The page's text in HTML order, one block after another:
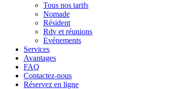
Tous nos tarifs
Nomade
Résident
Rdv et réunions
Evénements
Services
Avantages
FAQ
Contactez-nous
Réservez en ligne